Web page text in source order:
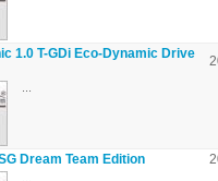
1.0 T-GDi Eco-Dynamic Drive
Dream Team Edition